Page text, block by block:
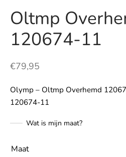
Oltmp
120674-11
€79,95
Olymp – Oltmp Overhemd
120674-11
Wat is mijn maat?
Maat
& vesten